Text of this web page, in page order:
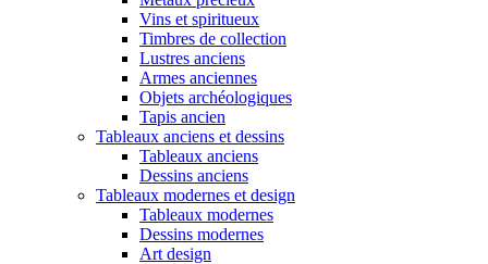
Vins et spiritueux
Timbres de collection
Lustres anciens
Armes anciennes
Objets archéologiques
Tapis ancien
Tableaux anciens et dessins
Tableaux anciens
Dessins anciens
Tableaux modernes et design
Tableaux modernes
Dessins modernes
Art design